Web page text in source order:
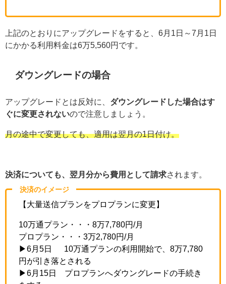
上記のとおりにアップグレードをすると、6月1日～7月1日
にかかる利用料金は6万5,560円です。
ダウングレードの場合
アップグレードとは反対に、 ダウングレードした場合はす
ぐに変更されないので注意しましょう。
月の途中で変更しても、適用は翌月の1日付け。
決済についても、翌月分から費用として請求されます。
決済のイメージ
【大量送信プランをプロプランに変更】
10万通プラン・・・8万7,780円/月
プロプラン・・・3万2,780円/月
▶6月5日 10万通プランの利用開始で、8万7,780
円が引き落とされる
▶6月15日 プロプランへダウングレードの手続き